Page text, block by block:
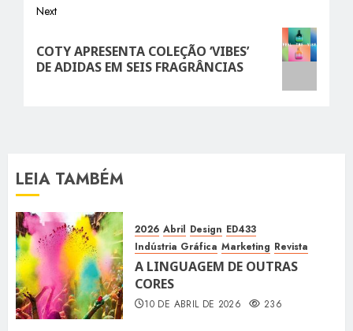
Next
post:
COTY APRESENTA COLEÇÃO ‘VIBES’
DE ADIDAS EM SEIS FRAGRÂNCIAS
LEIA TAMBÉM
2026 Abril Design ED433
Indústria Gráfica Marketing Revista
A LINGUAGEM DE OUTRAS
CORES
10 DE ABRIL DE 2026 236